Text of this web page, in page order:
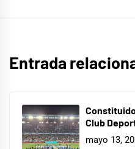
Entrada
Club
mayo 13,